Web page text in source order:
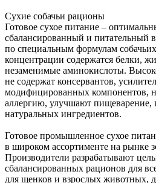
Сухие собачьи рационы
Готовое сухое питание –
сбалансированный и питательный
по специальным формулам
концентрации содержатся белки,
незаменимые аминокислоты.
не содержат консервантов,
модифицированных компонентов,
аллергию, улучшают пищеварение,
натуральных ингредиентов.
Готовое промышленное сухое
в широком ассортименте на рынке
Производители разрабатывают
сбалансированных рационов для
для щенков и взрослых животных,